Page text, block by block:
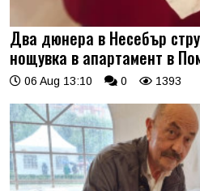
Два дюнера в Несебър
нощувка в апартамент в
06 Aug 13:10 0 1393